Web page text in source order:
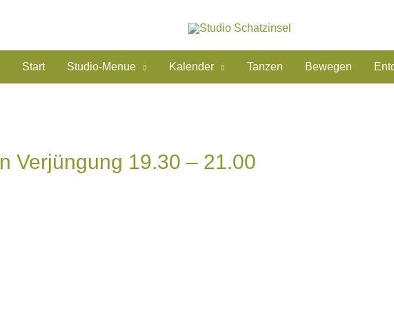
Start
Studio-Menue Kalender Tanzen Bewegen
Verjüngung 19.30 – 21.00